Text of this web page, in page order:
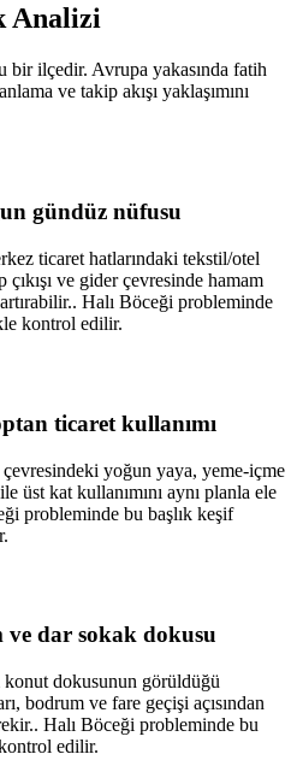
Analizi
bir ilçedir. Avrupa yakasında fatih
ve takip akışı yaklaşımını
gündüz nüfusu
ticaret hatlarındaki tekstil/otel
ve gider çevresinde hamam
Halı Böceği probleminde
kontrol edilir.
ticaret kullanımı
yoğun yaya, yeme-içme
üst kat kullanımını aynı planla ele
probleminde bu başlık keşif
ve dar sokak dokusu
dokusunun görüldüğü
bodrum ve fare geçişi açısından
Halı Böceği probleminde bu
edilir.